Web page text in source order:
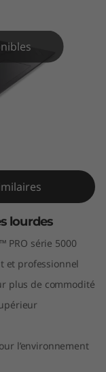
Gen
lourdes
PRO série 5000
et professionnel
plus de commodité
l’environnement